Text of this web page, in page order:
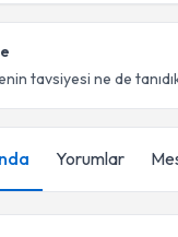
tavsiyesi ne de
Yorumlar